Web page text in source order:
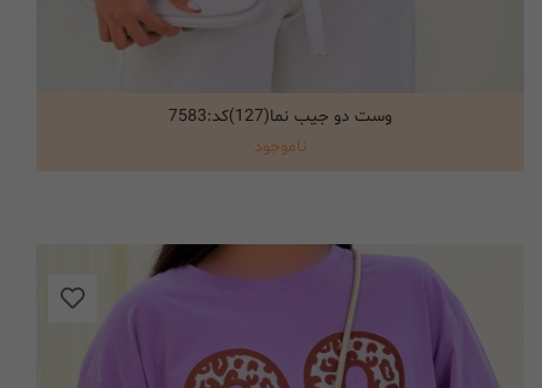
انتخاب گزینه ها
وست دو جیب نما(127)کد:7583
ناموجود